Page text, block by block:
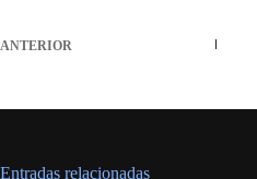
ANTERIOR
Entradas relacionadas